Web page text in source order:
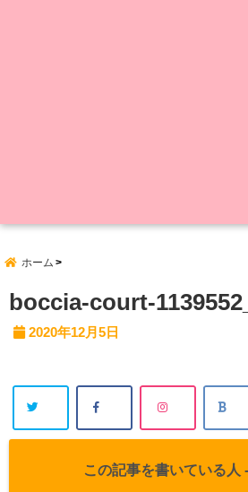
ホーム
boccia-court-
2020年12月5日
この記事を書いている人 -